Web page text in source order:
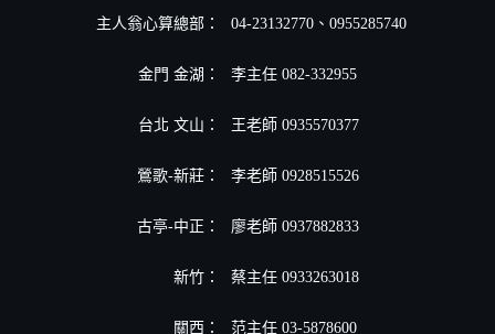
主人翁心算總部： 04-23132770、0955285740
金門 金湖： 李主任 082-332955
台北 文山： 王老師 0935570377
鶯歌-新莊： 李老師 0928515526
古亭-中正： 廖老師 0937882833
新竹： 蔡主任 0933263018
關西： 范主任 03-5878600